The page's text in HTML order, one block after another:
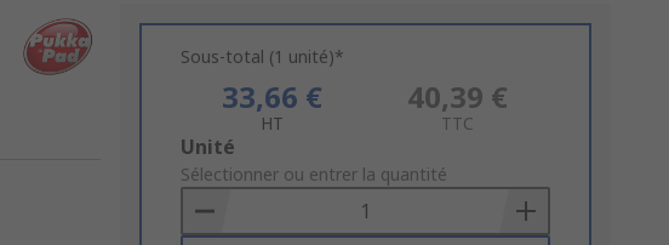
Sous-total (1 unité)*
33,66 €
HT
40,39 €
TTC
Add
to
Basket
Unité
Sélectionner ou entrer la quantité